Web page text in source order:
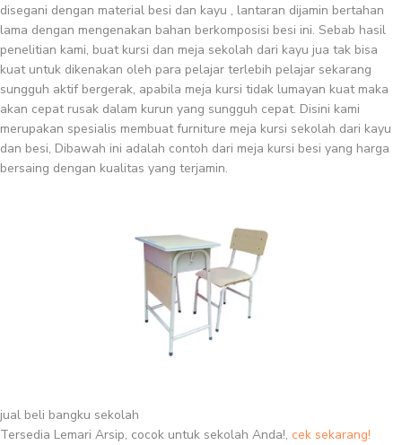
disegani dengan material besi dan kayu , lantaran dijamin bertahan
lama dengan mengenakan bahan berkomposisi besi ini. Sebab hasil
penelitian kami, buat kursi dan meja sekolah dari kayu jua tak bisa
kuat untuk dikenakan oleh para pelajar terlebih pelajar sekarang
sungguh aktif bergerak, apabila meja kursi tidak lumayan kuat maka
akan cepat rusak dalam kurun yang sungguh cepat. Disini kami
merupakan spesialis membuat furniture meja kursi sekolah dari kayu
dan besi, Dibawah ini adalah contoh dari meja kursi besi yang harga
bersaing dengan kualitas yang terjamin.
jual beli bangku sekolah
Tersedia Lemari Arsip, cocok untuk sekolah Anda!, cek sekarang!